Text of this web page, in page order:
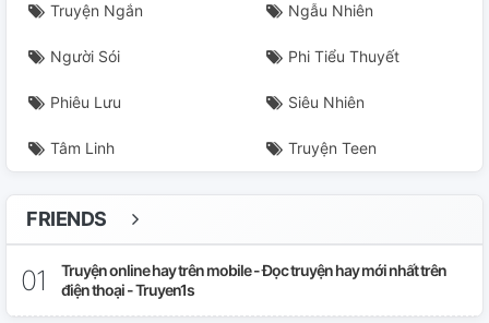
Truyện Ngắn Ngẫu Nhiên
Người Sói Phi Tiểu Thuyết
Phiêu Lưu Siêu Nhiên
Tâm Linh Truyện Teen
FRIENDS
Truyện online hay trên mobile - Đọc truyện hay mới nhất trên
điện thoại - Truyen1s